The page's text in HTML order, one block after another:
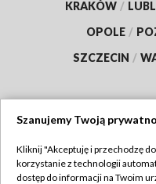
KRAKÓW /
OPOLE /
SZCZECIN /
Szanujemy Twoją
Kliknij "Akceptuję i przechodzę
korzystanie z technologii
dostęp do informacji na Twoim